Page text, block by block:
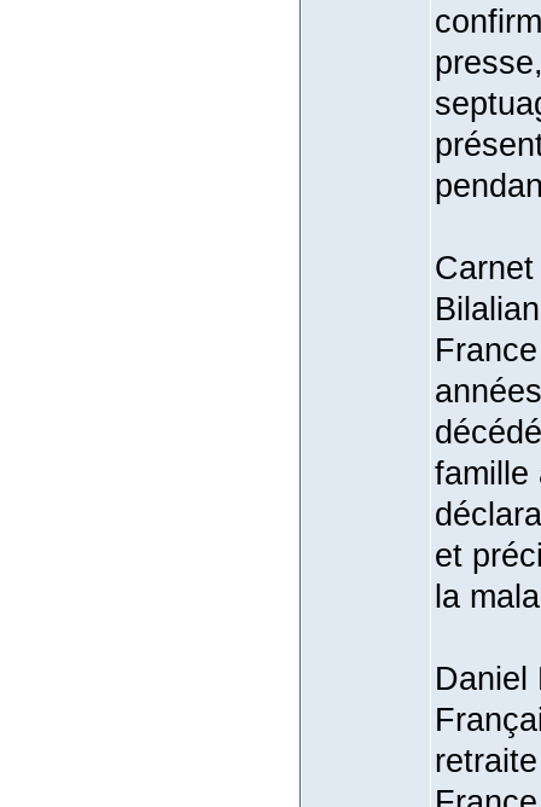
famille
et
la
Daniel